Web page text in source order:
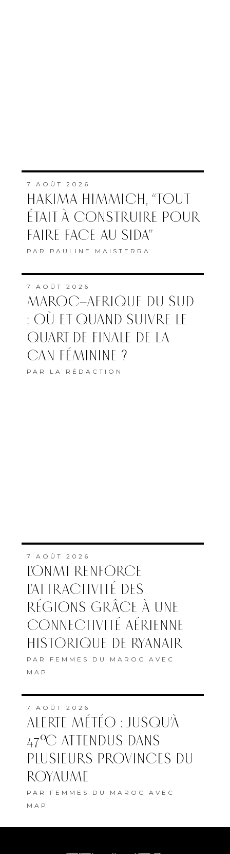
7 AOÛT 2026
HAKIMA HIMMICH, “TOUT
ÉTAIT À CONSTRUIRE POUR
FAIRE FACE AU SIDA”
PAR PAULINE MAISTERRA
7 AOÛT 2026
MAROC–AFRIQUE DU SUD
: OÙ ET QUAND SUIVRE LE
QUART DE FINALE DE LA
CAN FÉMININE ?
PAR LA RÉDACTION
7 AOÛT 2026
L’ONMT RENFORCE
L’ATTRACTIVITÉ DES
RÉGIONS GRÂCE À UNE
CONNECTIVITÉ AÉRIENNE
HISTORIQUE DE RYANAIR
PAR FEMMES DU MAROC AVEC
MAP
7 AOÛT 2026
ALERTE MÉTÉO : JUSQU’À
47°C ATTENDUS DANS
PLUSIEURS PROVINCES DU
ROYAUME
PAR FEMMES DU MAROC AVEC
MAP